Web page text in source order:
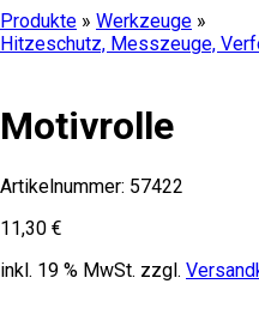
Produkte » Werkzeuge »
Hitzeschutz, Messzeuge,
Motivrolle
Artikelnummer: 57422
11,30 €
inkl. 19 % MwSt. zzgl.